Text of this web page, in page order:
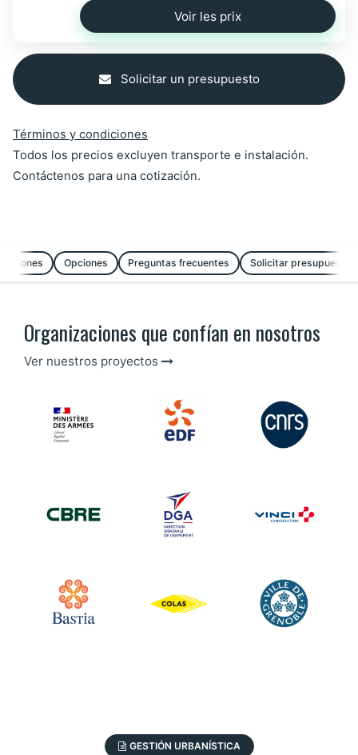
Voir les prix
Solicitar un presupuesto
Términos y condiciones
Todos los precios excluyen transporte e instalación.
Contáctenos para una cotización.
Opciones Preguntas frecuentes Solicitar presupuesto
Organizaciones que confían en nosotros
Ver nuestros proyectos
GESTIÓN URBANÍSTICA